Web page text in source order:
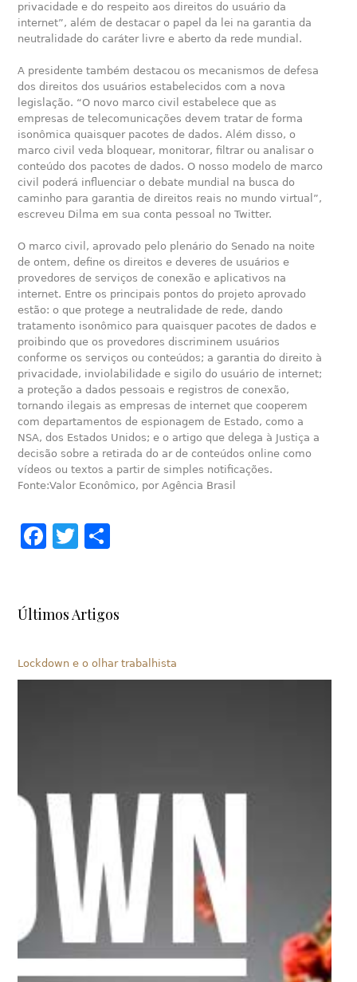
privacidade e do respeito aos direitos do usuário da
internet”, além de destacar o papel da lei na garantia da
neutralidade do caráter livre e aberto da rede mundial.
A presidente também destacou os mecanismos de defesa
dos direitos dos usuários estabelecidos com a nova
legislação. “O novo marco civil estabelece que as
empresas de telecomunicações devem tratar de forma
isonômica quaisquer pacotes de dados. Além disso, o
marco civil veda bloquear, monitorar, filtrar ou analisar o
conteúdo dos pacotes de dados. O nosso modelo de marco
civil poderá influenciar o debate mundial na busca do
caminho para garantia de direitos reais no mundo virtual”,
escreveu Dilma em sua conta pessoal no Twitter.
O marco civil, aprovado pelo plenário do Senado na noite
de ontem, define os direitos e deveres de usuários e
provedores de serviços de conexão e aplicativos na
internet. Entre os principais pontos do projeto aprovado
estão: o que protege a neutralidade de rede, dando
tratamento isonômico para quaisquer pacotes de dados e
proibindo que os provedores discriminem usuários
conforme os serviços ou conteúdos; a garantia do direito à
privacidade, inviolabilidade e sigilo do usuário de internet;
a proteção a dados pessoais e registros de conexão,
tornando ilegais as empresas de internet que cooperem
com departamentos de espionagem de Estado, como a
NSA, dos Estados Unidos; e o artigo que delega à Justiça a
decisão sobre a retirada do ar de conteúdos online como
vídeos ou textos a partir de simples notificações.
Fonte:Valor Econômico, por Agência Brasil
Facebook
Twitter
Últimos Artigos
Lockdown e o olhar trabalhista